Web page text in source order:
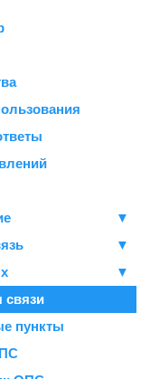
▼
▼
▼
связи
пункты